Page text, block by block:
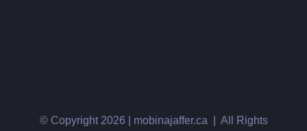
© Copyright 2026 | mobinajaffer.ca | All Rights